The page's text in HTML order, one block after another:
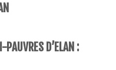
D’ELAN :